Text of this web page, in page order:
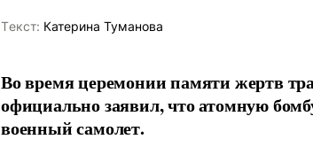
Tекст: Катерина Туманова
Во время церемонии памяти жертв
официально заявил, что атомную
военный самолет.